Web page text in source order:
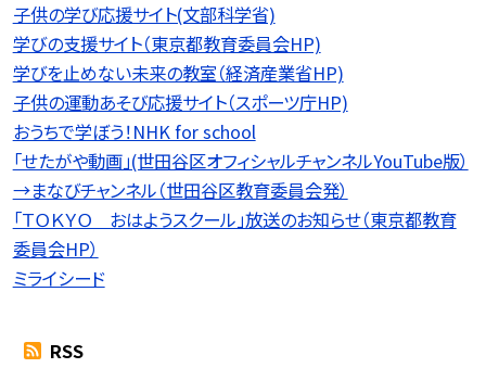
子供の学び応援サイト(文部科学省)
学びの支援サイト（東京都教育委員会HP)
学びを止めない未来の教室（経済産業省HP)
子供の運動あそび応援サイト（スポーツ庁HP)
おうちで学ぼう！NHK for school
「せたがや動画」(世田谷区オフィシャルチャンネルYouTube版）
→まなびチャンネル（世田谷区教育委員会発）
「ＴＯＫＹＯ おはようスクール」放送のお知らせ（東京都教育
委員会HP）
ミライシード
RSS